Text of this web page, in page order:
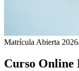
Matrícula Abierta
Curso Online